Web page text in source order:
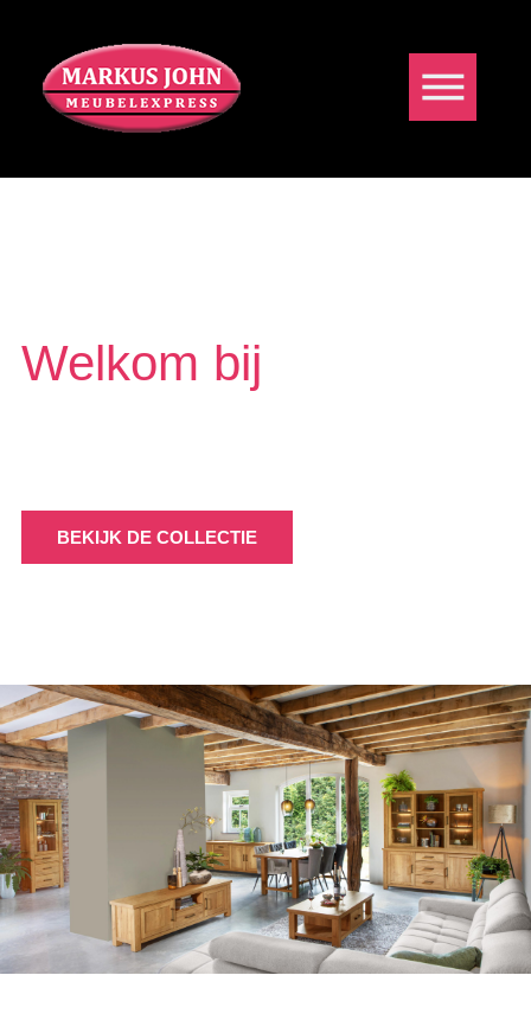
Welkom bij
BEKIJK DE COLLECTIE